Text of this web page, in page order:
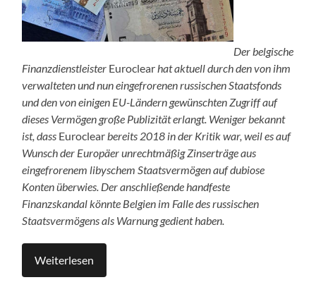
Der belgische
Finanzdienstleister Euroclear hat aktuell durch den von ihm
verwalteten und nun eingefrorenen russischen Staatsfonds
und den von einigen EU-Ländern gewünschten Zugriff auf
dieses Vermögen große Publizität erlangt. Weniger bekannt
ist, dass Euroclear bereits 2018 in der Kritik war, weil es auf
Wunsch der Europäer unrechtmäßig Zinserträge aus
eingefrorenem libyschem Staatsvermögen auf dubiose
Konten überwies. Der anschließende handfeste
Finanzskandal könnte Belgien im Falle des russischen
Staatsvermögens als Warnung gedient haben.
Weiterlesen